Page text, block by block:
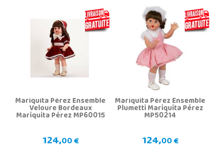
Mariquita Pérez Ensemble
Veloure Bordeaux
Mariquita Pérez MP60015
124,00 €
Mariquita Pérez Ensemble
Plumetti Mariquita Pérez
MP50214
124,00 €